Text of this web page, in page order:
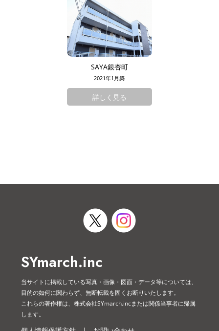
SAYA銀杏町
2021年1月築
詳しく見る
SYmarch.inc
当サイトに掲載している写真・画像・図面・データ等については、
目的の如何に関わらず、無断転載を固くお断りいたします。
これらの著作権は、株式会社SYmarch.incまたは関係当事者に帰属
します。